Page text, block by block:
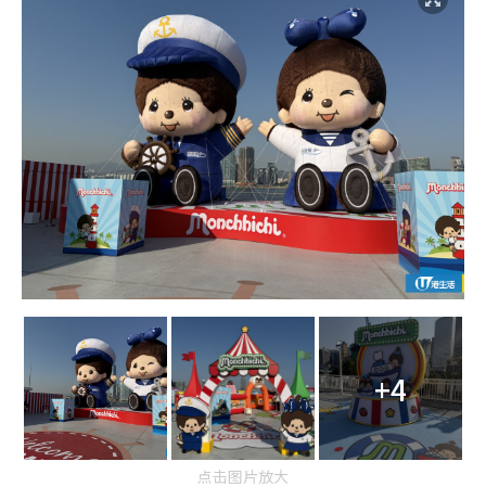
+4
点击图片放大